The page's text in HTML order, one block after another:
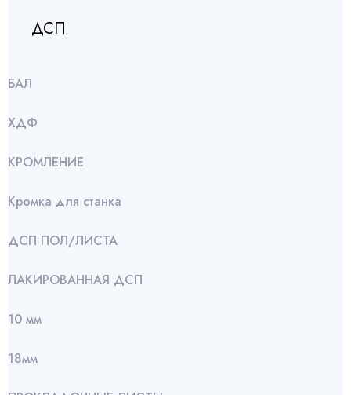
ДСП
БАЛ
ХДФ
КРОМЛЕНИЕ
Кромка для станка
ДСП ПОЛ/ЛИСТА
ЛАКИРОВАННАЯ ДСП
10 мм
18мм